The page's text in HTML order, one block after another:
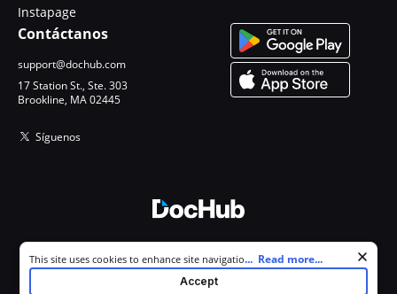
Instapage
Contáctanos
support@dochub.com
17 Station St., Ste. 303
Brookline, MA 02445
Síguenos
Todos los derechos reservados.
Cookie consent notice
This site uses cookies to enhance site navigation and personalize
your experience. By using this site you agree to our use of cookies as
described in our
. You can modify your selections by
... Read more...
Accept